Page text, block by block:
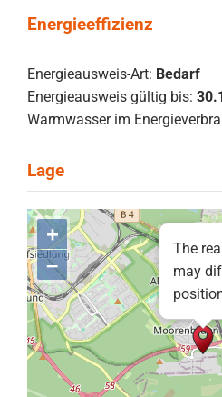
Energieausweis-Art: Bedarf
Energieausweis gültig bis:
Warmwasser im
The
may
+
–